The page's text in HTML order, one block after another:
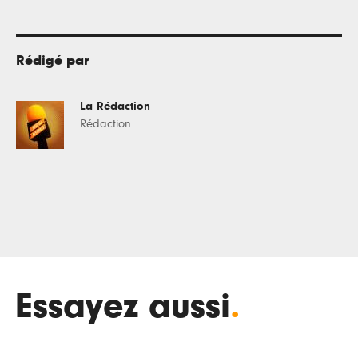
Rédigé par
La Rédaction
Rédaction
Essayez aussi.